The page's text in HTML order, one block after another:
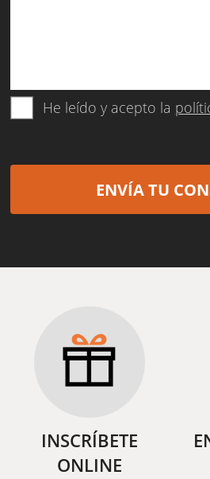
He leído y acepto la
ENVÍA TU
INSCRÍBETE
ONLINE